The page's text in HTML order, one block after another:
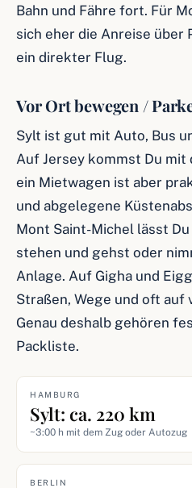
Bahn und Fähre fort. Für
sich eher die Anreise über
ein direkter Flug.
Vor Ort bewegen /
Sylt ist gut mit Auto, Bus
Auf Jersey kommst Du mit
ein Mietwagen ist aber
und abgelegene
Mont Saint-Michel lässt
stehen und gehst oder
Anlage. Auf Gigha und
Straßen, Wege und oft auf
Genau deshalb gehören
Packliste.
HAMBURG
Sylt: ca. 220 km
~3:00 h mit dem Zug oder Autozug
BERLIN